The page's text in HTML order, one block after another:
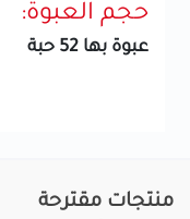
حجم العبوة:
عبوة بها 52 حبة
منتجات مقترحة